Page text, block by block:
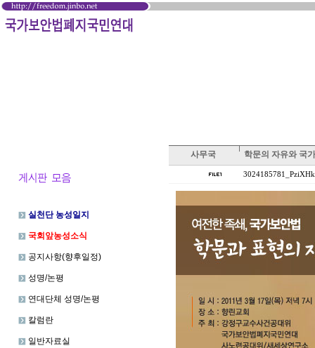
실천단 농성일지
국회앞농성소식
공지사항(향후일정)
성명/논평
연대단체 성명/논평
칼럼란
일반자료실
사무국 학문의 자유와 국